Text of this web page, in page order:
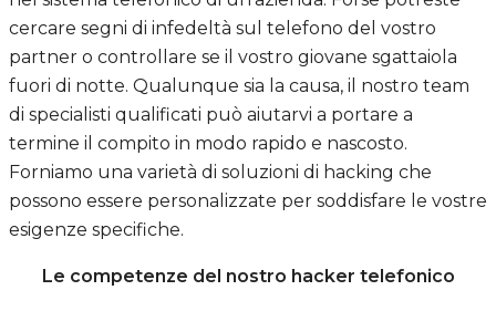
cercare segni di infedeltà sul telefono del vostro
partner o controllare se il vostro giovane sgattaiola
fuori di notte. Qualunque sia la causa, il nostro team
di specialisti qualificati può aiutarvi a portare a
termine il compito in modo rapido e nascosto.
Forniamo una varietà di soluzioni di hacking che
possono essere personalizzate per soddisfare le vostre
esigenze specifiche.
Le competenze del nostro hacker telefonico